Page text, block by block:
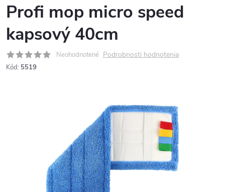
Profi mop micro speed
kapsový 40cm
Neohodnotené Podrobnosti hodnotenia
Kód: 5519